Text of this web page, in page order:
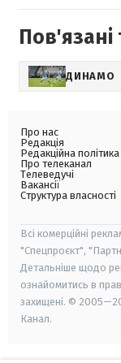
Пов'язані
ДИНАМО
Про нас
Редакція
Редакційна політика
Про телеканал
Телеведучі
Вакансії
Структура власності
Всі комерційні
"Спецпроєкт",
Детальніше щодо
ознайомитись в
захищені. ©
Канал.